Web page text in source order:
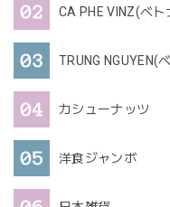
CA PHE VINZ(ベ
TRUNG NGUYEN(
カシューナッツ
洋食ジャンボ